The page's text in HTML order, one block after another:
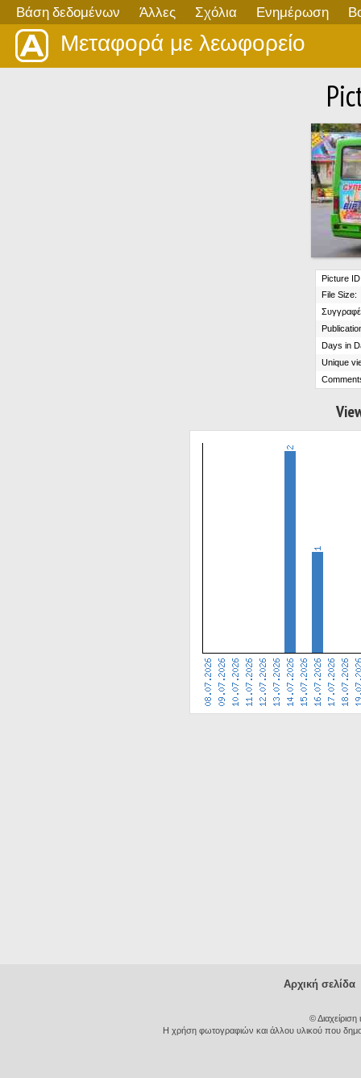
Βάση δεδομένων Άλλες Σχόλια Ενημέρωση
Μεταφορά με λεωφορείο
Picture
File Size:
Days in
Unique
Αρχική σελίδα
©
Η χρήση φωτογραφιών και άλλου υλικού που